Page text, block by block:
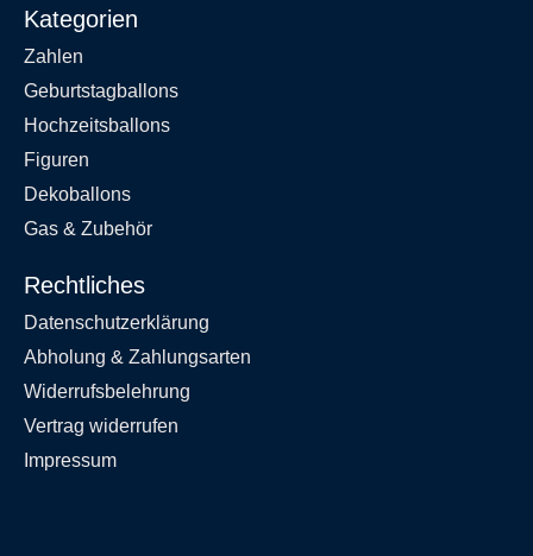
Kategorien
Zahlen
Geburtstagballons
Hochzeitsballons
Figuren
Dekoballons
Gas & Zubehör
Rechtliches
Datenschutzerklärung
Abholung & Zahlungsarten
Widerrufsbelehrung
Vertrag widerrufen
Impressum